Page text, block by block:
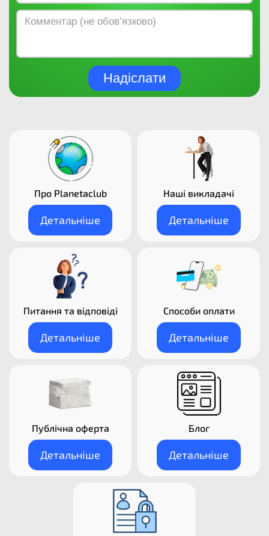
Надіслати
Про Planetaclub
Детальніше
Наші викладачі​
Детальніше
Питання та відповіді
Детальніше
Способи оплати
Детальніше
Публічна оферта
Детальніше
Блог
Детальніше